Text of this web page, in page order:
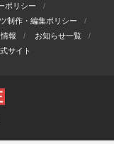
ポリシー
制作・編集ポリシー
報
お知らせ一覧
サイト